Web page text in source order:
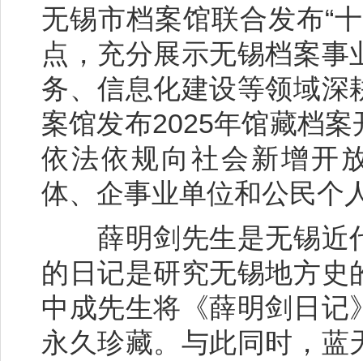
无锡市档案馆联合发布“
点，充分展示无锡档案
务、信息化建设等领域深
案馆发布2025年馆藏档
依法依规向社会新增开
体、企事业单位和公民个
薛明剑先生是无锡近
的日记是研究无锡地方
中成先生将《薛明剑日
永久珍藏。与此同时，